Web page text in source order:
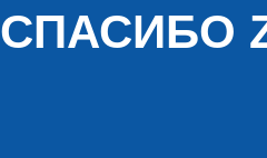
СПАСИБО